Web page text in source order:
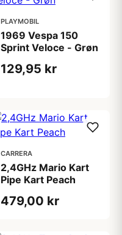
PLAYMOBIL
1969 Vespa 150
Sprint Veloce - Grøn
129,95 kr
CARRERA
2,4GHz Mario Kart
Pipe Kart Peach
479,00 kr